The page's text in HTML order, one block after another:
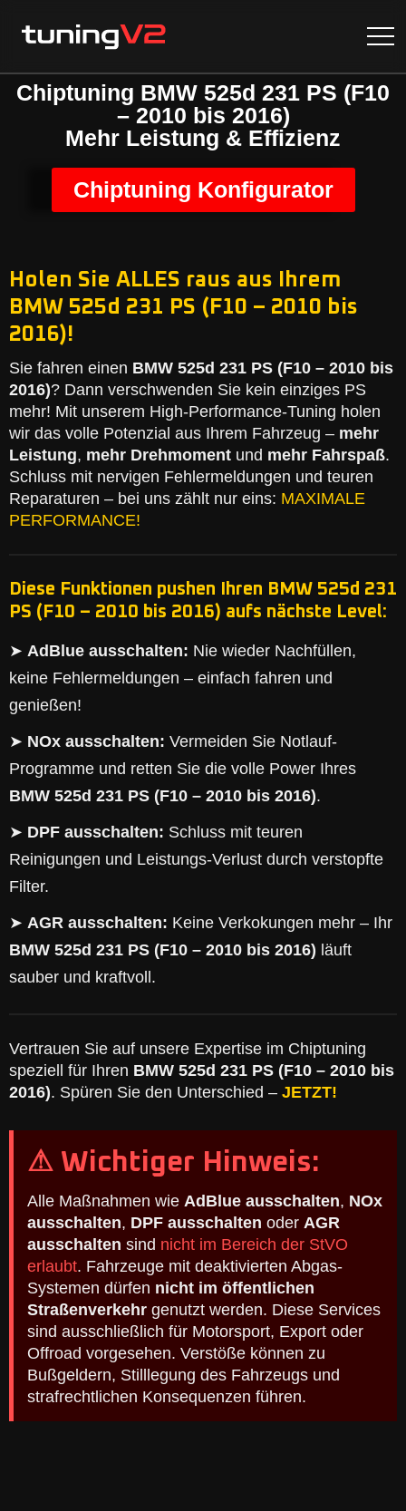
Chiptuning BMW 525d 231 PS (F10
– 2010 bis 2016)
Mehr Leistung & Effizienz
Chiptuning Konfigurator
Holen Sie ALLES raus aus Ihrem
BMW 525d 231 PS (F10 – 2010 bis
2016)!
Sie fahren einen BMW 525d 231 PS (F10 – 2010 bis
2016)? Dann verschwenden Sie kein einziges PS
mehr! Mit unserem High-Performance-Tuning holen
wir das volle Potenzial aus Ihrem Fahrzeug – mehr
Leistung, mehr Drehmoment und mehr Fahrspaß.
Schluss mit nervigen Fehlermeldungen und teuren
Reparaturen – bei uns zählt nur eins: MAXIMALE
PERFORMANCE!
Diese Funktionen pushen Ihren BMW 525d 231
PS (F10 – 2010 bis 2016) aufs nächste Level:
➤ AdBlue ausschalten: Nie wieder Nachfüllen,
keine Fehlermeldungen – einfach fahren und
genießen!
➤ NOx ausschalten: Vermeiden Sie Notlauf-
Programme und retten Sie die volle Power Ihres
BMW 525d 231 PS (F10 – 2010 bis 2016).
➤ DPF ausschalten: Schluss mit teuren
Reinigungen und Leistungs-Verlust durch verstopfte
Filter.
➤ AGR ausschalten: Keine Verkokungen mehr – Ihr
BMW 525d 231 PS (F10 – 2010 bis 2016) läuft
sauber und kraftvoll.
Vertrauen Sie auf unsere Expertise im Chiptuning
speziell für Ihren BMW 525d 231 PS (F10 – 2010 bis
2016). Spüren Sie den Unterschied – JETZT!
⚠ Wichtiger Hinweis:
Alle Maßnahmen wie AdBlue ausschalten, NOx
ausschalten, DPF ausschalten oder AGR
ausschalten sind nicht im Bereich der StVO
erlaubt. Fahrzeuge mit deaktivierten Abgas-
Systemen dürfen nicht im öffentlichen
Straßenverkehr genutzt werden. Diese Services
sind ausschließlich für Motorsport, Export oder
Offroad vorgesehen. Verstöße können zu
Bußgeldern, Stilllegung des Fahrzeugs und
strafrechtlichen Konsequenzen führen.